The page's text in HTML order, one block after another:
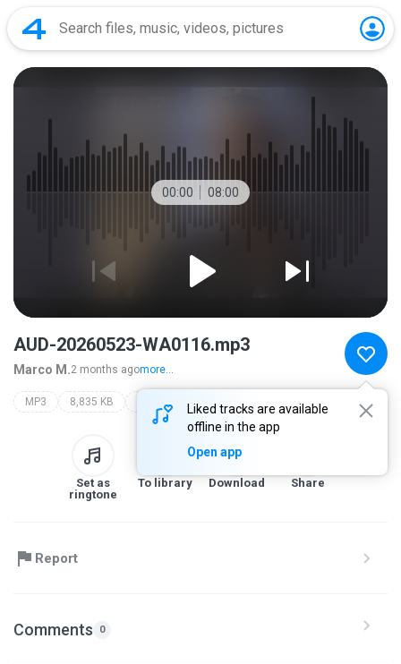
00:00 08:00
Liked tracks are available
offline in the app
Open app
AUD-20260523-WA0116.mp3
Marco M.2 months agomore...
MP3 8,835 KB all this pain
Set as
ringtone
To library Download Share
Report
Comments 0